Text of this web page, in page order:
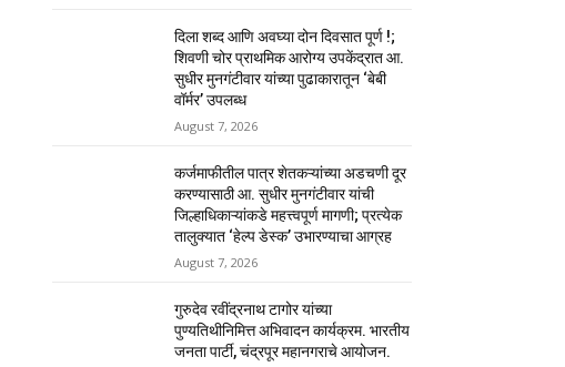
दिला शब्द आणि अवघ्या दोन दिवसात पूर्ण !;
शिवणी चोर प्राथमिक आरोग्य उपकेंद्रात आ.
सुधीर मुनगंटीवार यांच्या पुढाकारातून ‘बेबी
वॉर्मर’ उपलब्ध
August 7, 2026
कर्जमाफीतील पात्र शेतकऱ्यांच्या अडचणी दूर
करण्यासाठी आ. सुधीर मुनगंटीवार यांची
जिल्हाधिकाऱ्यांकडे महत्त्वपूर्ण मागणी; प्रत्येक
तालुक्यात ‘हेल्प डेस्क’ उभारण्याचा आग्रह
August 7, 2026
गुरुदेव रवींद्रनाथ टागोर यांच्या
पुण्यतिथीनिमित्त अभिवादन कार्यक्रम. भारतीय
जनता पार्टी, चंद्रपूर महानगराचे आयोजन.